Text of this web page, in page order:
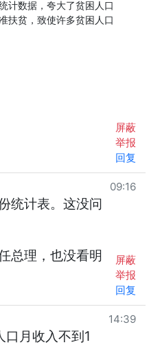
计数据，夸大了贫困人口
扶贫，致使许多贫困人口
屏蔽
举报
回复
09:16
统计表。这没问
总理，也没看明
屏蔽
举报
回复
14:39
月收入不到1